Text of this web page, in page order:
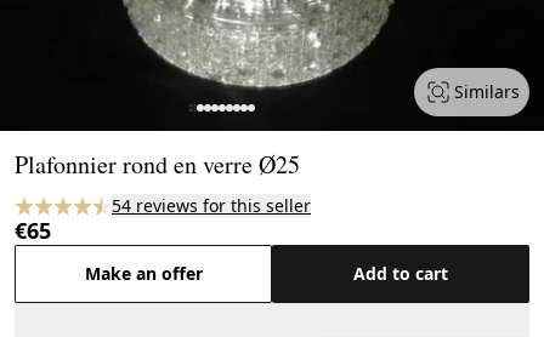
Similars
Plafonnier rond en verre Ø25
54 reviews for this seller
€65
Make an offer Add to cart